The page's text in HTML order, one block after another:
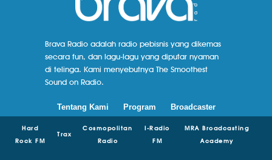
Brava Radio adalah radio pebisnis yang dikemas
secara fun, dan lagu-lagu yang diputar nyaman
di telinga. Kami menyebutnya The Smoothest
Sound on Radio.
Tentang Kami Program Broadcaster
Hard
Rock FM
Trax
Cosmopolitan
Radio
I-Radio
FM
MRA Broadcasting
Academy